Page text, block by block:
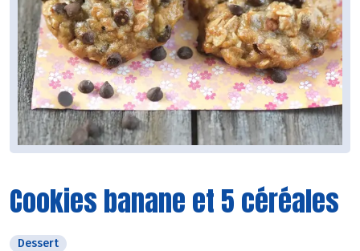
Cookies banane et 5 céréales
Dessert